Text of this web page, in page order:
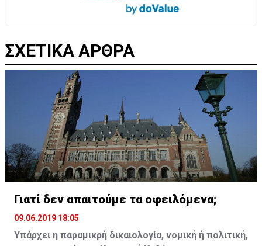
ΣΧΕΤΙΚΑ ΑΡΘΡΑ
Γιατί δεν απαιτούμε τα οφειλόμενα;
09.06.2019 18:05
Υπάρχει η παραμικρή δικαιολογία, νομική ή πολιτική,